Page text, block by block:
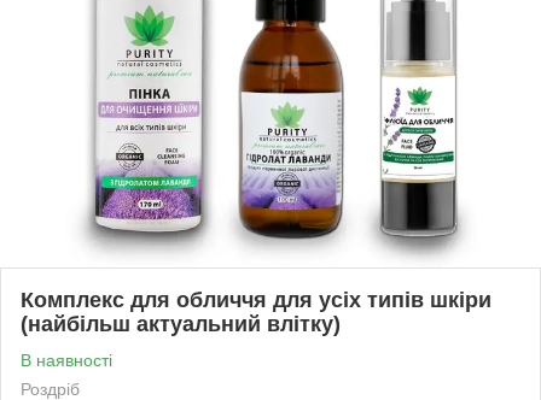
Комплекс для обличчя для усіх типів шкіри
(найбільш актуальний влітку)
В наявності
Роздріб